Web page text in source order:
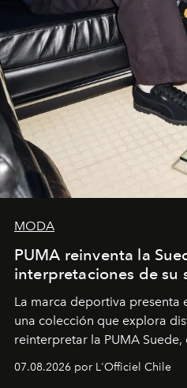
MODA
PUMA reinventa la
interpretaciones de su
La marca deportiva presenta
una colección que explora
reinterpretar la PUMA Suede,
diseño y el universo outdoor.
07.08.2026 por L'Officiel Chile